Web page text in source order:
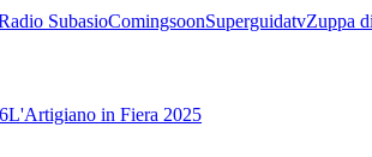
SubasioComingsoonSuperguidatvZuppa
L'Artigiano in Fiera 2025